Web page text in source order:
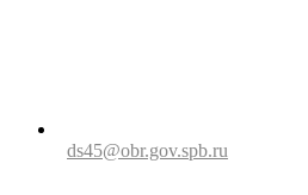
ds45@obr.gov.spb.ru